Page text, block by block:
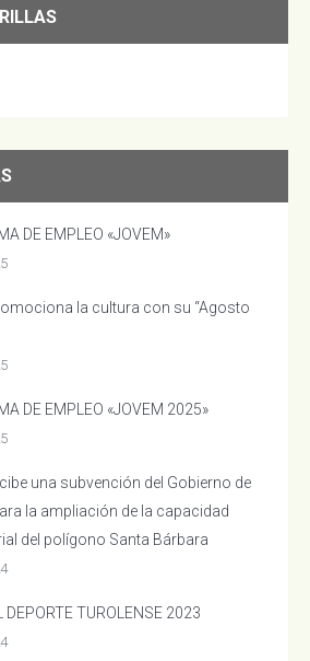
DE EMPLEO «JOVEM»
la cultura con su “Agosto
DE EMPLEO «JOVEM 2025»
una subvención del Gobierno de
la ampliación de la capacidad
del polígono Santa Bárbara
DEPORTE TUROLENSE 2023